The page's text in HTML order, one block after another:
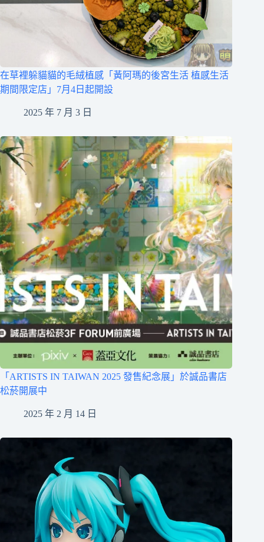
在草裡躲貓貓的毛絨植感「黃阿瑪的後宮生活 植感生活
期間限定店」7月4日起開設
2025 年 7 月 3 日
「ARTISTS IN TAIWAN 2025 發售紀念展」於誠品書店
松菸開展中
2025 年 2 月 14 日